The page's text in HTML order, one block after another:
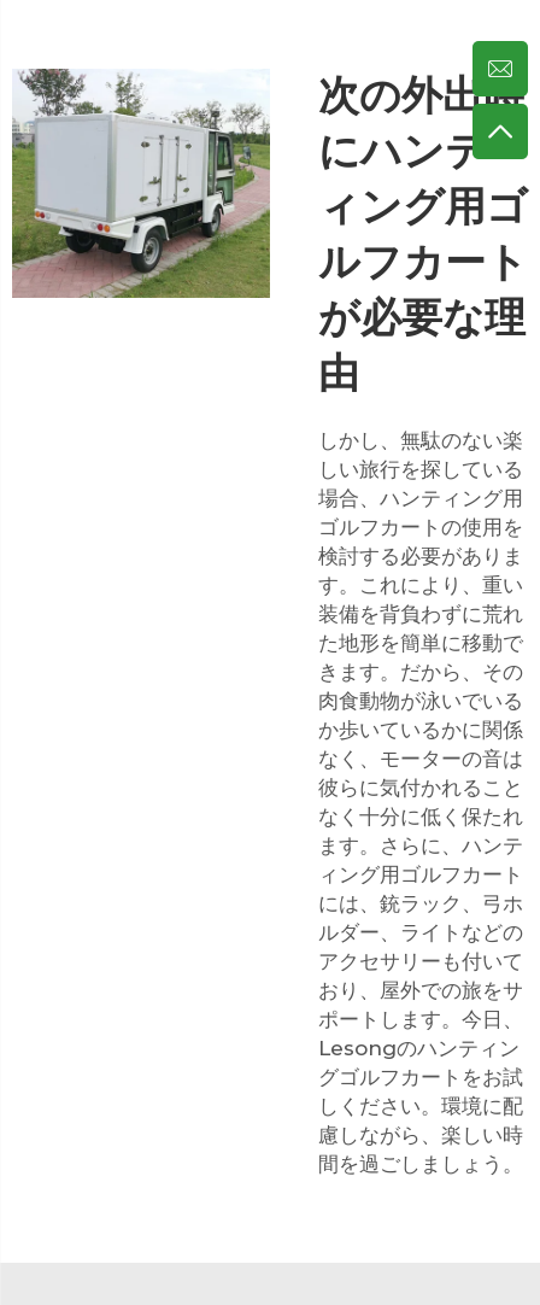
次の外出時
にハンテ
ィング用ゴ
ルフカート
が必要な理
由
しかし、無駄のない楽
しい旅行を探している
場合、ハンティング用
ゴルフカートの使用を
検討する必要がありま
す。これにより、重い
装備を背負わずに荒れ
た地形を簡単に移動で
きます。だから、その
肉食動物が泳いでいる
か歩いているかに関係
なく、モーターの音は
彼らに気付かれること
なく十分に低く保たれ
ます。さらに、ハンテ
ィング用ゴルフカート
には、銃ラック、弓ホ
ルダー、ライトなどの
アクセサリーも付いて
おり、屋外での旅をサ
ポートします。今日、
Lesongのハンティン
グゴルフカートをお試
しください。環境に配
慮しながら、楽しい時
間を過ごしましょう。